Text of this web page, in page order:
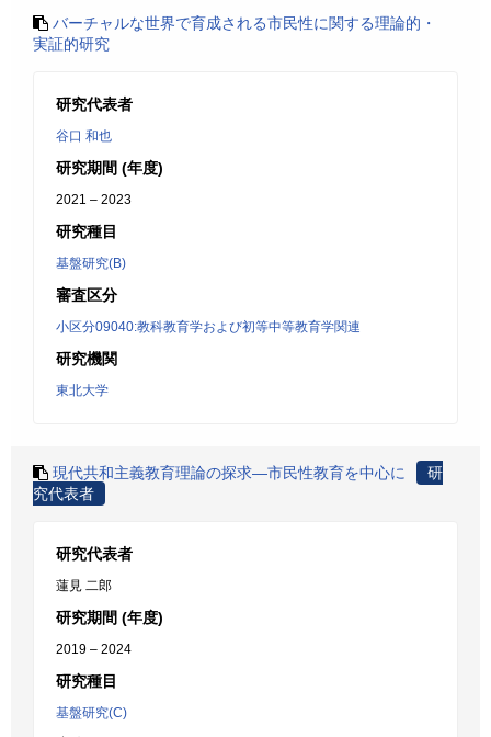
バーチャルな世界で育成される市民性に関する理論的・
実証的研究
研究代表者
谷口 和也
研究期間 (年度)
2021 – 2023
研究種目
基盤研究(B)
審査区分
小区分09040:教科教育学および初等中等教育学関連
研究機関
東北大学
現代共和主義教育理論の探求―市民性教育を中心に
研
究代表者
研究代表者
蓮見 二郎
研究期間 (年度)
2019 – 2024
研究種目
基盤研究(C)